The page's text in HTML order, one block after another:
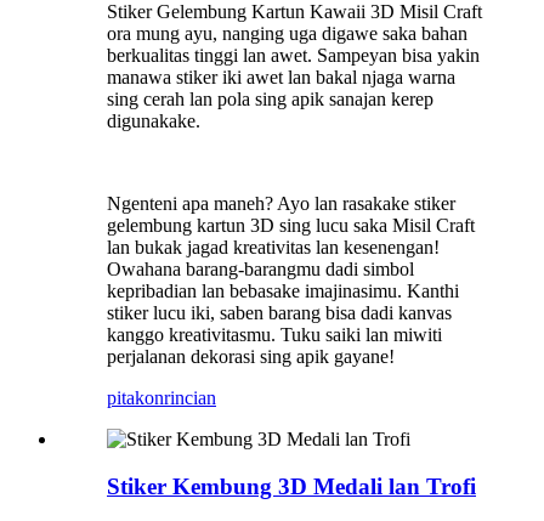
Stiker Gelembung Kartun Kawaii 3D Misil Craft
ora mung ayu, nanging uga digawe saka bahan
berkualitas tinggi lan awet. Sampeyan bisa yakin
manawa stiker iki awet lan bakal njaga warna
sing cerah lan pola sing apik sanajan kerep
digunakake.
Ngenteni apa maneh? Ayo lan rasakake stiker
gelembung kartun 3D sing lucu saka Misil Craft
lan bukak jagad kreativitas lan kesenengan!
Owahana barang-barangmu dadi simbol
kepribadian lan bebasake imajinasimu. Kanthi
stiker lucu iki, saben barang bisa dadi kanvas
kanggo kreativitasmu. Tuku saiki lan miwiti
perjalanan dekorasi sing apik gayane!
pitakonrincian
Stiker Kembung 3D Medali lan Trofi